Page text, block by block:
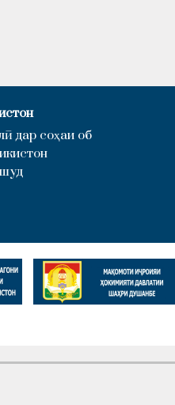
дар соҳаи об